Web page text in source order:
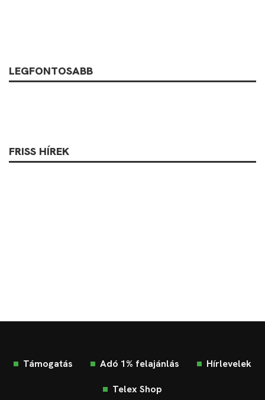
LEGFONTOSABB
FRISS HÍREK
Támogatás Adó 1% felajánlás Hírlevelek
Telex Shop